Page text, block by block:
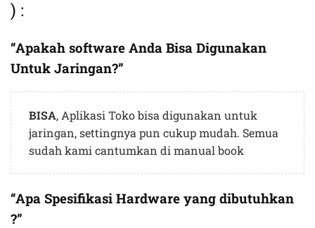
) :
“Apakah software Anda Bisa Digunakan
Untuk Jaringan?”
BISA, Aplikasi Toko bisa digunakan untuk
jaringan, settingnya pun cukup mudah. Semua
sudah kami cantumkan di manual book
“Apa Spesifikasi Hardware yang dibutuhkan
?”